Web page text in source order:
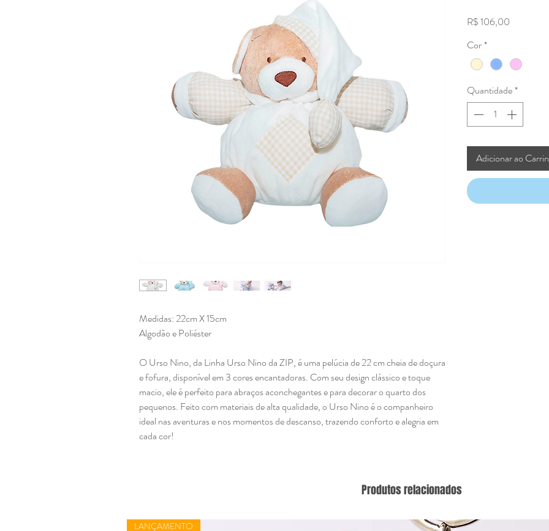
Medidas: 22cm X 15cm
Algodão e Poliéster
O Urso Nino, da Linha Urso Nino da ZIP, é uma pelúcia de 22 cm cheia de doçura
e fofura, disponível em 3 cores encantadoras. Com seu design clássico e toque
macio, ele é perfeito para abraços aconchegantes e para decorar o quarto dos
pequenos. Feito com materiais de alta qualidade, o Urso Nino é o companheiro
ideal nas aventuras e nos momentos de descanso, trazendo conforto e alegria em
cada cor!
R$ 106,00
Cor*
Quantidade*
Adicionar ao
Produtos relacionados
LANÇAMENTO